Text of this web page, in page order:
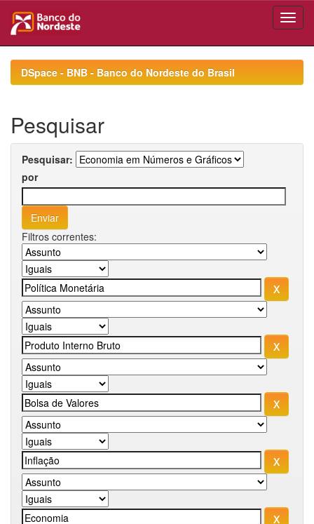
navigationDSpace - BNB - Banco do Nordeste do Brasil
Pesquisar
Pesquisar:
por
Filtros correntes: